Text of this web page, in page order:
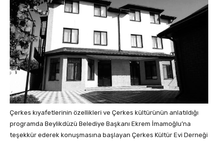
Çerkes kıyafetlerinin özellikleri ve Çerkes kültürünün anlatıldığı
programda Beylikdüzü Belediye Başkanı Ekrem İmamoğlu’na
teşekkür ederek konuşmasına başlayan Çerkes Kültür Evi Derneği